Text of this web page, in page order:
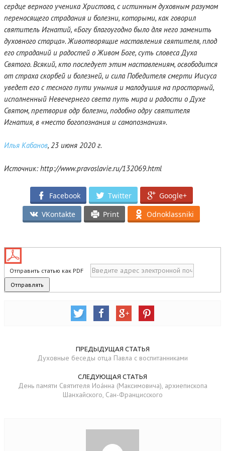
сердце верного ученика Христова, с истинным духовным разумом
переносящего страдания и болезни, которыми, как говорил
святитель Игнатий, «Богу благоугодно было для него заменить
духовного старца». Животворящие наставления святителя, плод
его страданий и радостей о Живом Боге, суть словеса Духа
Святого. Всякий, кто последует этим наставлениям, освободится
от страха скорбей и болезней, и сила Победителя смерти Иисуса
уведет его с тесного пути уныния и малодушия на просторный,
исполненный Невечернего света путь мира и радости о Духе
Святом, претворив одр болезни, подобно одру святителя
Игнатия, в «место богопознания и самопознания».
Илья Кабанов, 23 июня 2020 г.
Источник: http://www.pravoslavie.ru/132069.html
Facebook Twitter
Google+
VKontakte
Print Odnoklassniki
Отправить статью как PDF
ПРЕДЫДУЩАЯ СТАТЬЯ
Духовные беседы отца Павла с воспитанниками
СЛЕДУЮЩАЯ СТАТЬЯ
День памяти Святителя Иоа́нна (Максимовича), архиепископа
Шанхайского, Сан-Францисского